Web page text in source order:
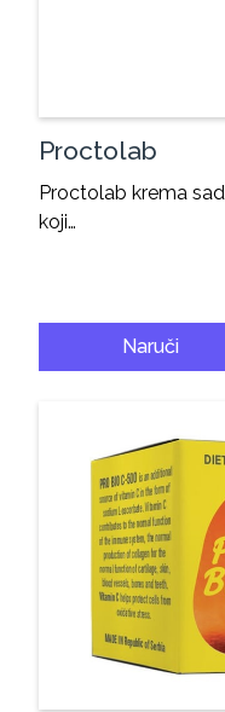
Proctolab
Proctolab krema
koji…
Naruči